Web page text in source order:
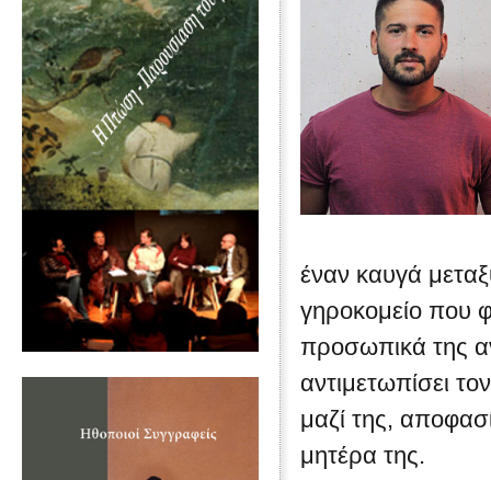
έναν καυγά
γηροκομείο που
προσωπικά της
αντιμετωπίσει
μαζί της,
μητέρα της.